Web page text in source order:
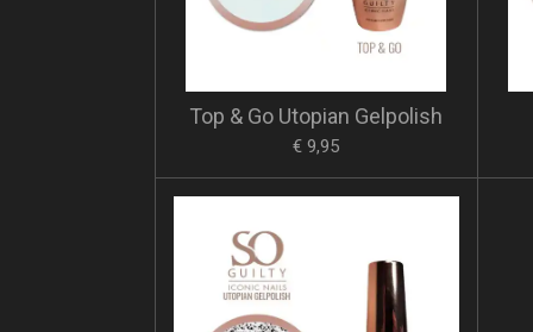
Top & Go Utopian Gelpolish
€ 9,95